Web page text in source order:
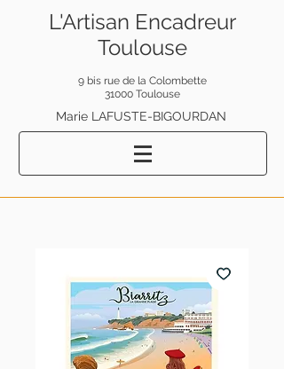
L'Artisan Encadreur
Toulouse
9 bis rue de la Colombette
31000 Toulouse
Marie LAFUSTE-BIGOURDAN